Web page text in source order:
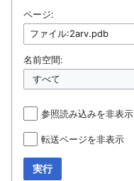
ページ:
名前空間:
参照読み込みを非表示
転送ページを非表示
実行